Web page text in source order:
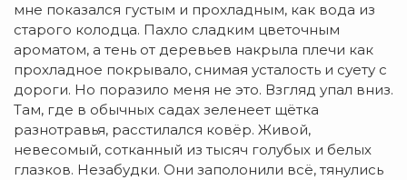
мне показался густым и прохладным, как вода из
старого колодца. Пахло сладким цветочным
ароматом, а тень от деревьев накрыла плечи как
прохладное покрывало, снимая усталость и суету с
дороги. Но поразило меня не это. Взгляд упал вниз.
Там, где в обычных садах зеленеет щётка
разнотравья, расстилался ковёр. Живой,
невесомый, сотканный из тысяч голубых и белых
глазков. Незабудки. Они заполонили всё, тянулись